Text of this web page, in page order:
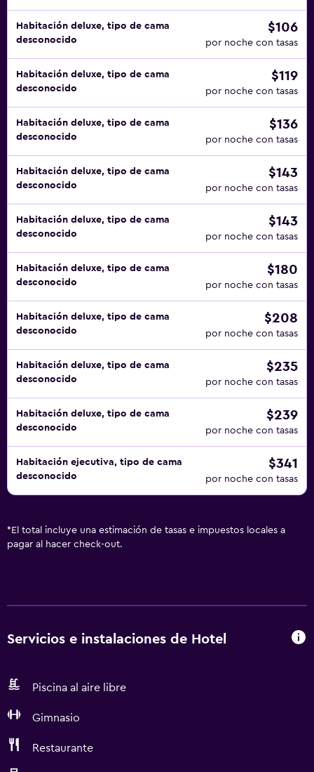
Habitación deluxe, tipo de cama
desconocido
$106
por noche con tasas
Habitación deluxe, tipo de cama
desconocido
$119
por noche con tasas
Habitación deluxe, tipo de cama
desconocido
$136
por noche con tasas
Habitación deluxe, tipo de cama
desconocido
$143
por noche con tasas
Habitación deluxe, tipo de cama
desconocido
$143
por noche con tasas
Habitación deluxe, tipo de cama
desconocido
$180
por noche con tasas
Habitación deluxe, tipo de cama
desconocido
$208
por noche con tasas
Habitación deluxe, tipo de cama
desconocido
$235
por noche con tasas
Habitación deluxe, tipo de cama
desconocido
$239
por noche con tasas
Habitación ejecutiva, tipo de cama
desconocido
$341
por noche con tasas
* El total incluye una estimación de tasas e impuestos locales a
pagar al hacer check-out.
Servicios e instalaciones de Hotel
Piscina al aire libre
Gimnasio
Restaurante